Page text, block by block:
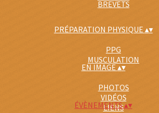
BREVETS
PRÉPARATION PHYSIQUE ▴▾
PPG
MUSCULATION
EN IMAGE ▴▾
PHOTOS
VIDÉOS
LIENS
ÉVÈNEMENTS▴▾